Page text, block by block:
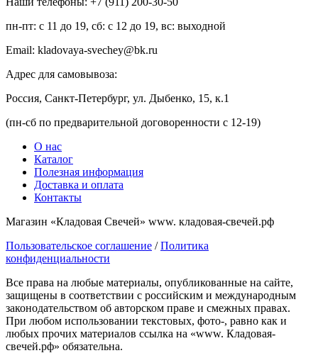
пн-пт: с 11 до 19, сб: с 12 до 19, вс: выходной
Email: kladovaya-svechey@bk.ru
Адрес для самовывоза:
Россия, Санкт-Петербург, ул. Дыбенко, 15, к.1
(пн-сб по предварительной договоренности с 12-19)
О нас
Каталог
Полезная информация
Доставка и оплата
Контакты
Магазин «Кладовая Свечей» www. кладовая-свечей.рф
Пользовательское соглашение /Политика
конфиденциальности
Все права на любые материалы, опубликованные на сайте,
защищены в соответствии с российским и международным
законодательством об авторском праве и смежных правах.
При любом использовании текстовых, фото-, равно как и
любых прочих материалов ссылка на «www. Кладовая-
свечей.рф» обязательна.